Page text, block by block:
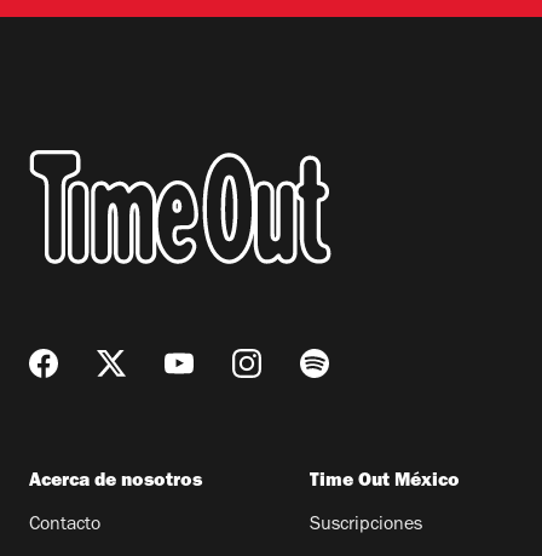
Acerca de nosotros
Contacto
Time Out México
Suscripciones